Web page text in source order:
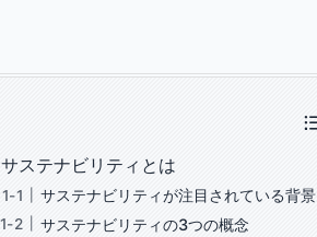
サステナビリティとは
サステナビリティが注目されている背景
サステナビリティの3つの概念